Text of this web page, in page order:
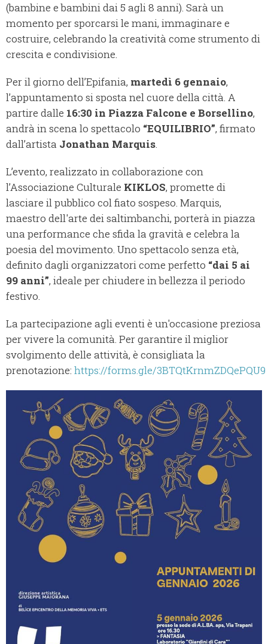
(bambine e bambini dai 5 agli 8 anni). Sarà un
momento per sporcarsi le mani, immaginare e
costruire, celebrando la creatività come strumento di
crescita e condivisione.
Per il giorno dell’Epifania, martedì 6 gennaio,
l’appuntamento si sposta nel cuore della città. A
partire dalle 16:30 in Piazza Falcone e Borsellino,
andrà in scena lo spettacolo “EQUILIBRIO”, firmato
dall’artista Jonathan Marquis.
L’evento, realizzato in collaborazione con
l’Associazione Culturale KIKLOS, promette di
lasciare il pubblico col fiato sospeso. Marquis,
maestro dell'arte dei saltimbanchi, porterà in piazza
una performance che sfida la gravità e celebra la
poesia del movimento. Uno spettacolo senza età,
definito dagli organizzatori come perfetto “dai 5 ai
99 anni”, ideale per chiudere in bellezza il periodo
festivo.
La partecipazione agli eventi è un'occasione preziosa
per vivere la comunità. Per garantire il miglior
svolgimento delle attività, è consigliata la
prenotazione: https://forms.gle/3BTQtKrnmZDQePQU9